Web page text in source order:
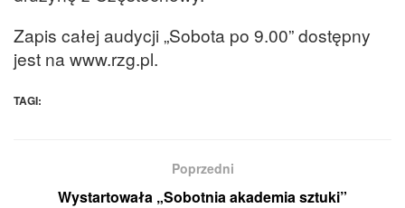
Zapis całej audycji „Sobota po 9.00” dostępny
jest na www.rzg.pl.
TAGI:
Poprzedni
Wystartowała „Sobotnia akademia sztuki”